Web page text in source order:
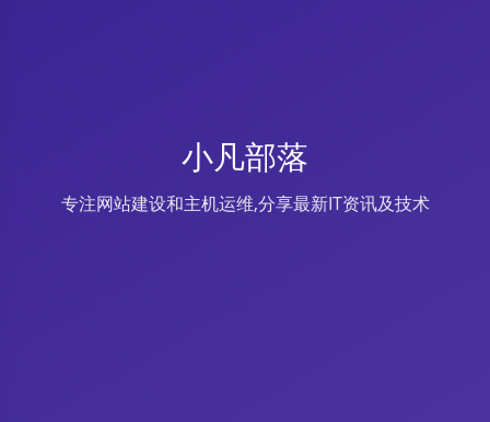
小凡部落
专注网站建设和主机运维,分享最新IT资讯及技术